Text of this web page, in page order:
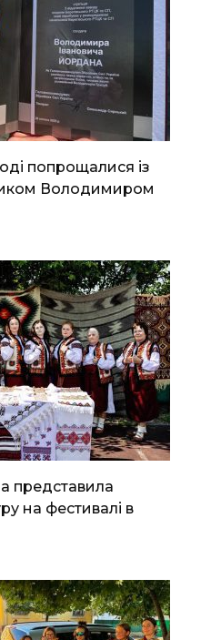
попрощалися із
Володимиром
представила
на фестивалі в